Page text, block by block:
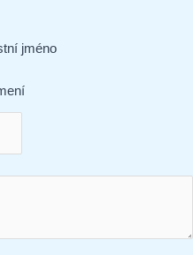
jméno